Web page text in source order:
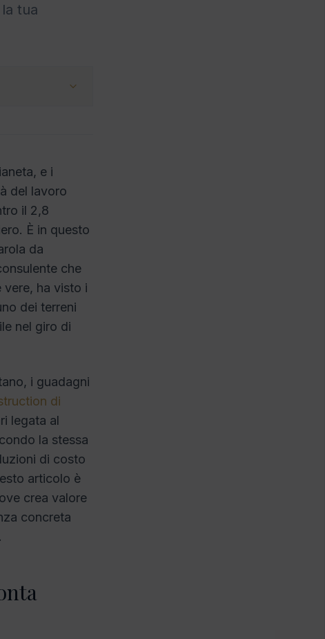
tua
e i
del lavoro
il 2,8
È in questo
da
che
ha visto i
dei terreni
nel giro di
i guadagni
di
legata al
la stessa
di costo
articolo è
crea valore
concreta